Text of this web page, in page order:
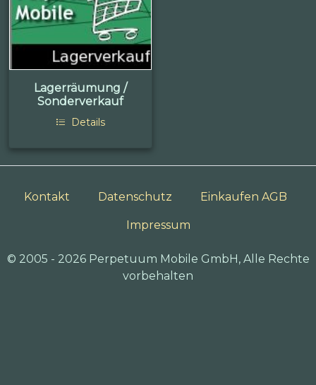
Lagerräumung /
Sonderverkauf
Details
Kontakt Datenschutz Einkaufen AGB
Impressum
© 2005 - 2026 Perpetuum Mobile GmbH, Alle Rechte
vorbehalten